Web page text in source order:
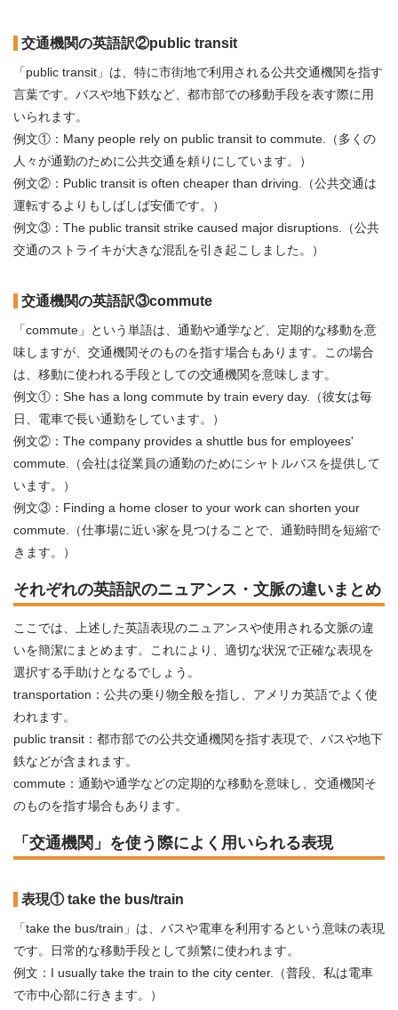
交通機関の英語訳②public transit
「public transit」は、特に市街地で利用される公共交通機関を指す
言葉です。バスや地下鉄など、都市部での移動手段を表す際に用
いられます。
例文①：Many people rely on public transit to commute.（多くの
人々が通勤のために公共交通を頼りにしています。）
例文②：Public transit is often cheaper than driving.（公共交通は
運転するよりもしばしば安価です。）
例文③：The public transit strike caused major disruptions.（公共
交通のストライキが大きな混乱を引き起こしました。）
交通機関の英語訳③commute
「commute」という単語は、通勤や通学など、定期的な移動を意
味しますが、交通機関そのものを指す場合もあります。この場合
は、移動に使われる手段としての交通機関を意味します。
例文①：She has a long commute by train every day.（彼女は毎
日、電車で長い通勤をしています。）
例文②：The company provides a shuttle bus for employees'
commute.（会社は従業員の通勤のためにシャトルバスを提供して
います。）
例文③：Finding a home closer to your work can shorten your
commute.（仕事場に近い家を見つけることで、通勤時間を短縮で
きます。）
それぞれの英語訳のニュアンス・文脈の違いまとめ
ここでは、上述した英語表現のニュアンスや使用される文脈の違
いを簡潔にまとめます。これにより、適切な状況で正確な表現を
選択する手助けとなるでしょう。
transportation：公共の乗り物全般を指し、アメリカ英語でよく使
われます。
public transit：都市部での公共交通機関を指す表現で、バスや地下
鉄などが含まれます。
commute：通勤や通学などの定期的な移動を意味し、交通機関そ
のものを指す場合もあります。
「交通機関」を使う際によく用いられる表現
表現① take the bus/train
「take the bus/train」は、バスや電車を利用するという意味の表現
です。日常的な移動手段として頻繁に使われます。
例文：I usually take the train to the city center.（普段、私は電車
で市中心部に行きます。）